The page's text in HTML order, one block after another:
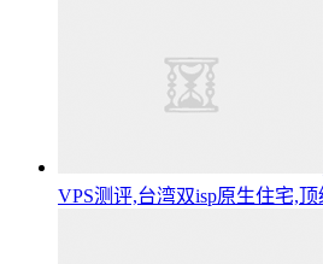
VPS测评,台湾双isp原生住宅,顶